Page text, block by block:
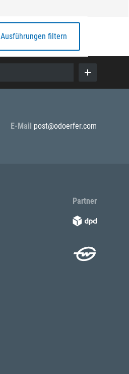
Ausführungen filtern
E-Mail post@odoerfer.com
Partner